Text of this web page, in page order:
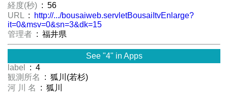
経度(秒) : 56
URL :
http://.../bousaiweb.servletBousaiItvEnlarge?
it=0&msv=0&sn=3&dk=15
管理者 : 福井県
See "4" in Apps
label
: 4
観測所名
: 狐川(若杉)
河 川 名
: 狐川